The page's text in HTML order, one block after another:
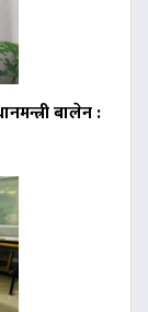
बालेन :